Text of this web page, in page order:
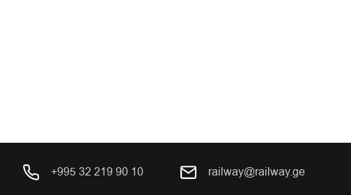
+995 32 219 90 10 railway@railway.ge